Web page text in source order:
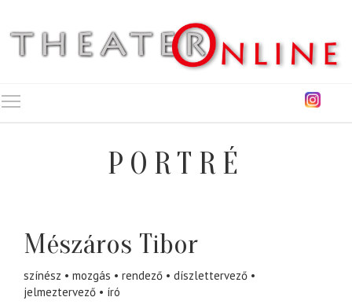
PORTRÉ
Mészáros Tibor
színész mozgás rendező
díszlettervező
jelmeztervező
író